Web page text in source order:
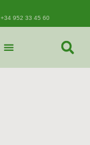
+34 952 33 45 60